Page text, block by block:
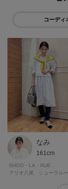
[お気に入り登録とは
クリックして簡単に追
[おすすめPOINT]
お得な情報をGETでき
POINT.1
再入荷通知や、値下
POINT.2
マイページでお気に
自分だけのお買い物
ーーーーーーーーー
コーディ
なみ
161cm
SHOO・LA・RUE
アリオ八尾 シューラルー